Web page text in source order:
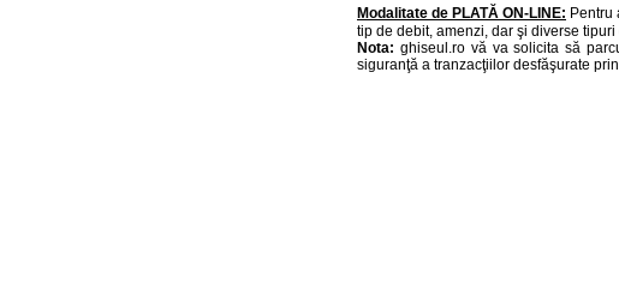
Modalitate de PLATĂ ON-LINE: Pentru
tip de debit, amenzi, dar şi diverse
Nota: ghiseul.ro vă va solicita să
siguranţă a tranzacţiilor desfăşurate